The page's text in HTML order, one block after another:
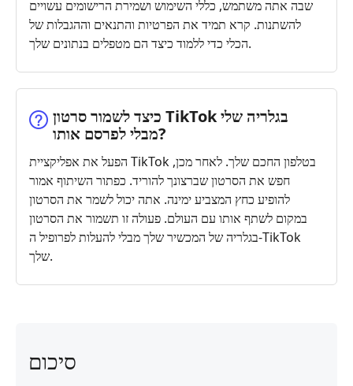
שבה אתה משתמש, כללי השימוש ושמירת הרישומים עשויים
להשתנות. קרא תמיד את הפרטיות והתנאים וההגבלות של
הכלי כדי ללמוד כיצד הם מטפלים בנתונים שלך.
כיצד לשמור סרטון TikTok בגלריה שלי
מבלי לפרסם אותו?
הפעל את אפליקציית TikTok בטלפון החכם שלך. לאחר מכן,
חפש את הסרטון שברצונך להוריד. כפתור השיתוף אמור
להופיע כחץ המצביע ימינה. אתה יכול לשמר את הסרטון
במקום לשתף אותו עם העולם. פעולה זו תשמור את הסרטון
בגלריה של המכשיר שלך מבלי להעלות לפרופיל ה-TikTok
שלך.
סיכום